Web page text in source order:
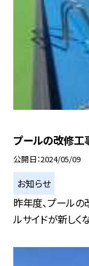
プールの改修工
公開日 2024/05/09
お知らせ
昨年度、プール
ルサイドが新しく